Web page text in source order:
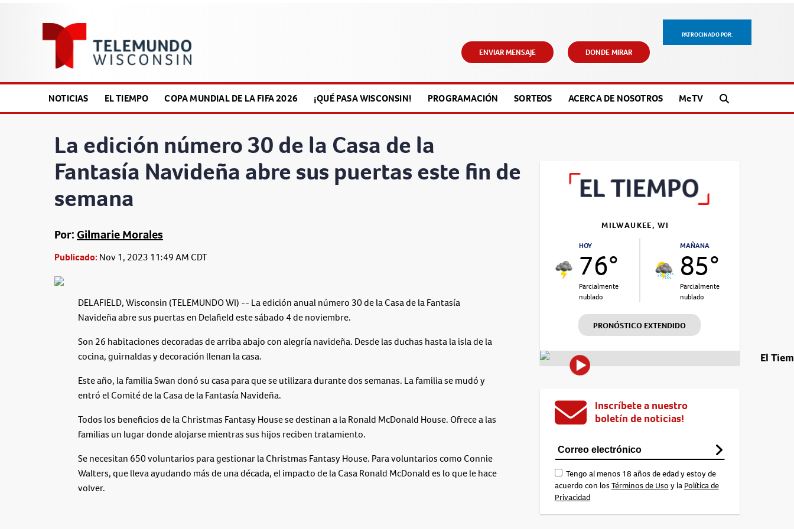
PATROCINADO POR:
ENVIAR MENSAJE DONDE MIRAR
NOTICIAS EL TIEMPO COPA MUNDIAL DE LA FIFA 2026 ¡QUÉ PASA WISCONSIN! PROGRAMACIÓN SORTEOS ACERCA DE NOSOTROS MeTV
La edición número 30 de la Casa de la
Fantasía Navideña abre sus puertas este fin de
semana
Por: Gilmarie Morales
Publicado: Nov 1, 2023 11:49 AM CDT
DELAFIELD, Wisconsin (TELEMUNDO WI) -- La edición anual número 30 de la Casa de la Fantasía
Navideña abre sus puertas en Delafield este sábado 4 de noviembre.
Son 26 habitaciones decoradas de arriba abajo con alegría navideña. Desde las duchas hasta la isla de la
cocina, guirnaldas y decoración llenan la casa.
Este año, la familia Swan donó su casa para que se utilizara durante dos semanas. La familia se mudó y
entró el Comité de la Casa de la Fantasía Navideña.
Todos los beneficios de la Christmas Fantasy House se destinan a la Ronald McDonald House. Ofrece a las
familias un lugar donde alojarse mientras sus hijos reciben tratamiento.
Se necesitan 650 voluntarios para gestionar la Christmas Fantasy House. Para voluntarios como Connie
Walters, que lleva ayudando más de una década, el impacto de la Casa Ronald McDonald es lo que le hace
volver.
MILWAUKEE, WI
HOY
76°
Parcialmente
nublado
MAÑANA
85°
Parcialmente
nublado
PRONÓSTICO EXTENDIDO
El
Inscríbete a nuestro
boletín de noticias!
Tengo al menos 18 años de edad y estoy de
acuerdo con losTérminos de Uso y la Política de
Privacidad